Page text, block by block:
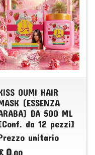
OUMI HAIR
(ESSENZA
DA 500 ML
da 12 pezzi]
unitario
0,00